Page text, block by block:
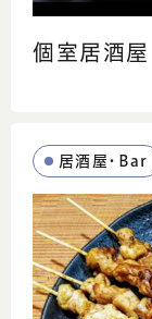
個室居酒
居酒屋・Bar